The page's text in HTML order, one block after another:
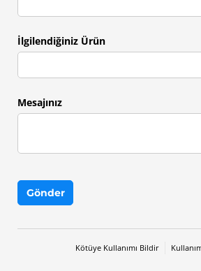
İlgilendiğiniz Ürün
Mesajınız
Gönder
Kötüye Kullanımı Bildir